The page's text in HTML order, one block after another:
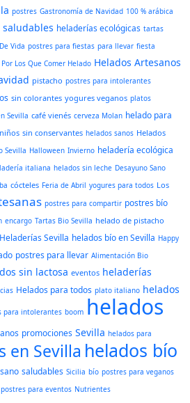
postres Gastronomía de Navidad 100 % arábica
heladerías ecológicas tartas
Vida postres para fiestas para llevar fiesta
Los Que Comer Helado Helados Artesanos
pistacho postres para intolerantes
sin colorantes yogures veganos platos
Sevilla café vienés cerveza Molan helado para
niños sin conservantes helados sanos Helados
Sevilla Halloween Invierno heladería ecológica
italiana helados sin leche Desayuno Sano
cócteles Feria de Abril yogures para todos Los
postres para compartir postres bío
encargo Tartas Bio Sevilla helado de pistacho
Heladerías Sevilla helados bío en Sevilla Happy
postres para llevar Alimentación Bio
sin lactosa eventos heladerías
Helados para todos plato italiano helados
para intolerantes boom helados
promociones Sevilla helados para
en Sevilla helados bío
saludables Sicilia bío postres para veganos
postres para eventos Nutrientes